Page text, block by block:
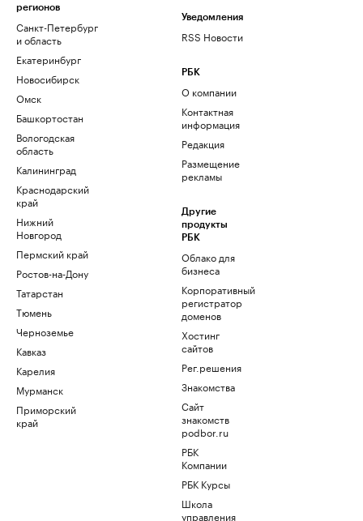
регионов
Санкт-Петербург
и область
Екатеринбург
Новосибирск
Омск
Башкортостан
Вологодская
область
Калининград
Краснодарский
край
Нижний
Новгород
Пермский край
Ростов-на-Дону
Татарстан
Тюмень
Черноземье
Кавказ
Карелия
Мурманск
Приморский
край
Уведомления
RSS Новости
РБК
О компании
Контактная
информация
Редакция
Размещение
рекламы
Другие
продукты
РБК
Облако для
бизнеса
Корпоративный
регистратор
доменов
Хостинг
сайтов
Рег.решения
Знакомства
Сайт
знакомств
podbor.ru
РБК
Компании
РБК Курсы
Школа
управления